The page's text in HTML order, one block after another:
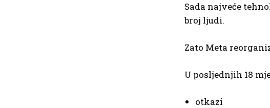
Sada najveće
broj ljudi.
Zato Meta
U posljednjih 18
otkazi